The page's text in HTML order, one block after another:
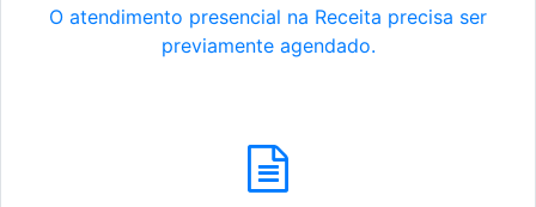
O atendimento presencial na Receita precisa ser
previamente agendado.